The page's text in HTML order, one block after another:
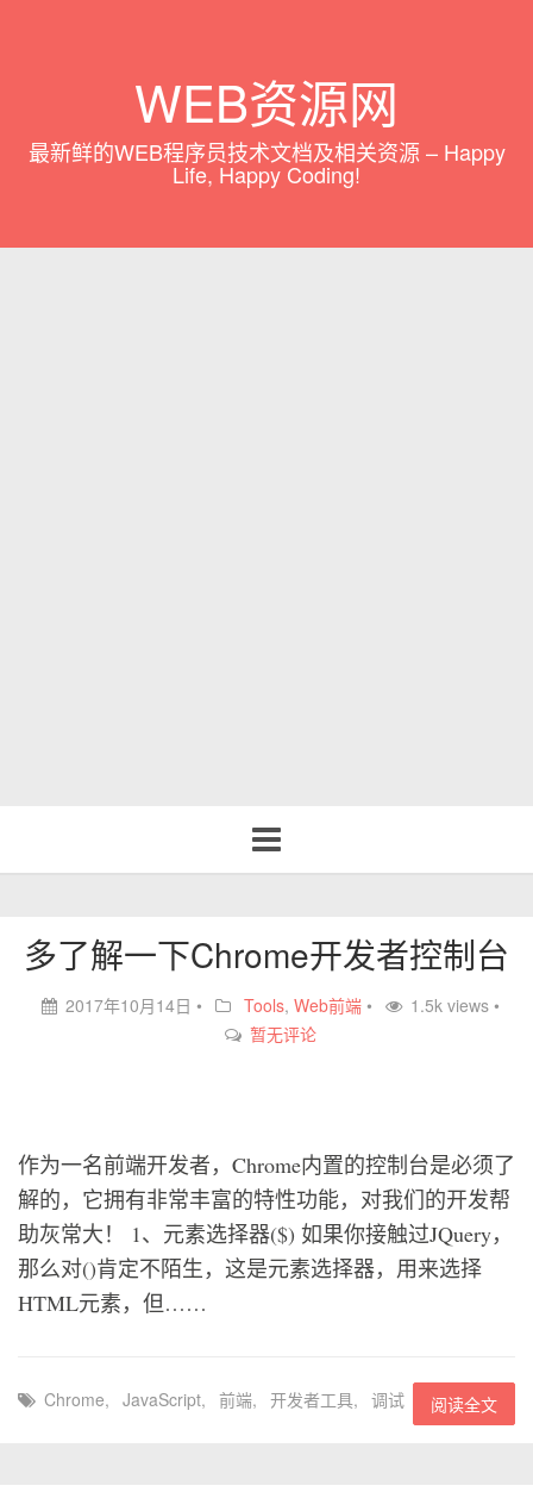
WEB资源网
最新鲜的WEB程序员技术文档及相关资源 – Happy
Life, Happy Coding!
navigation
多了解一下Chrome开发者控制台
2017年10月14日 • Tools, Web前端 •
1.5k views •
暂无评论
作为一名前端开发者，Chrome内置的控制台是必须了
解的，它拥有非常丰富的特性功能，对我们的开发帮
助灰常大！ 1、元素选择器($) 如果你接触过JQuery，
那么对()肯定不陌生，这是元素选择器，用来选择
HTML元素，但……
Chrome, JavaScript, 前端, 开发者工具, 调试 阅读全文